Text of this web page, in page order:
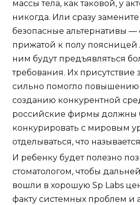
массы тела, как таковой, у
никогда. Или сразу
безопасные альтернативы —
прижатой к полу поясницей
ним будут предъявляться
требования. Их присутствие
сильно помогло повышению
созданию конкурентной
российские фирмы должны
конкурировать с мировым
отделываться, что
И ребенку будет полезно
стоматологом, чтобы
вошли в хорошую Sp Labs
факту системных проблем и